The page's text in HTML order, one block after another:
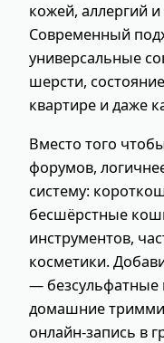
кожей, аллергий
Современный
универсальные
шерсти,
квартире и даже
Вместо того
форумов,
систему:
бесшёрстные
инструментов,
косметики.
— безсульфатные
домашние
онлайн‑запись в